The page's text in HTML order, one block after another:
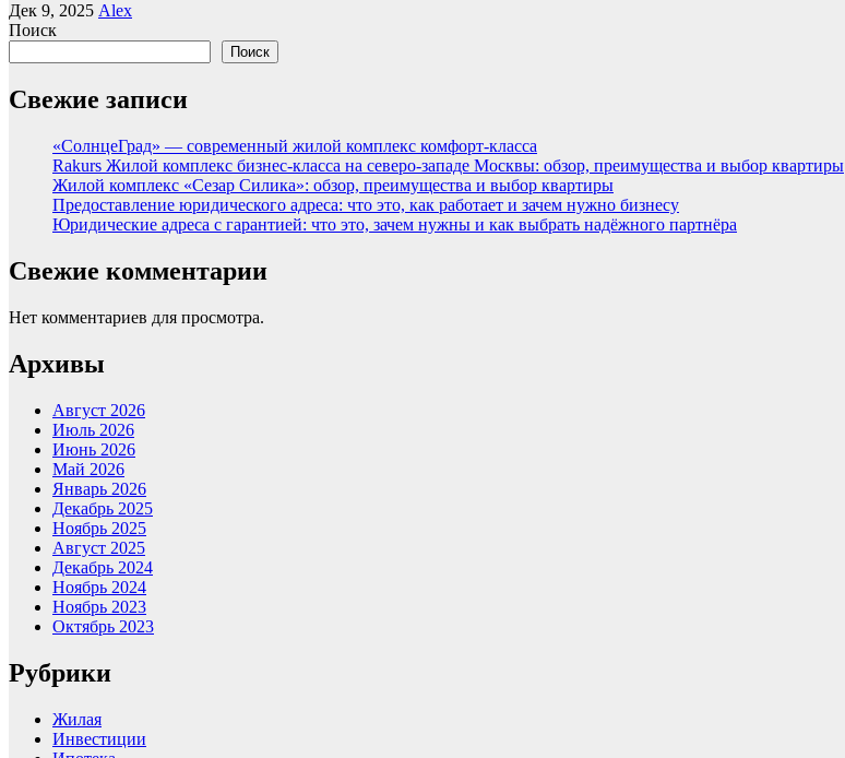
Дек 9, 2025 Alex
Поиск
Поиск
Свежие записи
«СолнцеГрад» — современный жилой комплекс комфорт-класса
Rakurs Жилой комплекс бизнес-класса на северо-западе Москвы: обзор, преимущества и выбор квартиры
Жилой комплекс «Сезар Силика»: обзор, преимущества и выбор квартиры
Предоставление юридического адреса: что это, как работает и зачем нужно бизнесу
Юридические адреса с гарантией: что это, зачем нужны и как выбрать надёжного партнёра
Свежие комментарии
Нет комментариев для просмотра.
Архивы
Август 2026
Июль 2026
Июнь 2026
Май 2026
Январь 2026
Декабрь 2025
Ноябрь 2025
Август 2025
Декабрь 2024
Ноябрь 2024
Ноябрь 2023
Октябрь 2023
Рубрики
Жилая
Инвестиции